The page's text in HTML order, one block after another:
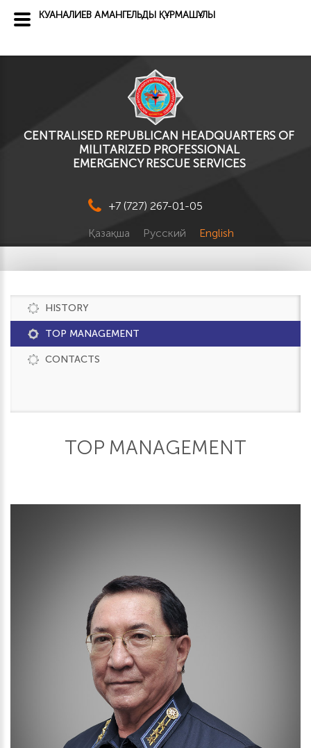
CENTRALISED REPUBLICAN HEADQUARTERS OF
MILITARIZED PROFESSIONAL
EMERGENCY RESCUE SERVICES
+7 (727) 267-01-05
Қазақша Русский English
HISTORY
TOP MANAGEMENT
CONTACTS
TOP MANAGEMENT
КУАНАЛИЕВ АМАНГЕЛЬДЫ ҚҰРМАШҰЛЫ